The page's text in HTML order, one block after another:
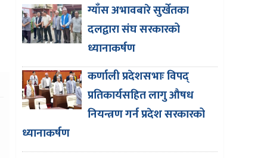
ग्याँस अभावबारे सुर्खेतका
दलद्वारा संघ सरकारको
ध्यानाकर्षण
कर्णाली प्रदेशसभाः विपद्
प्रतिकार्यसहित लागु औषध
नियन्त्रण गर्न प्रदेश सरकारको
ध्यानाकर्षण